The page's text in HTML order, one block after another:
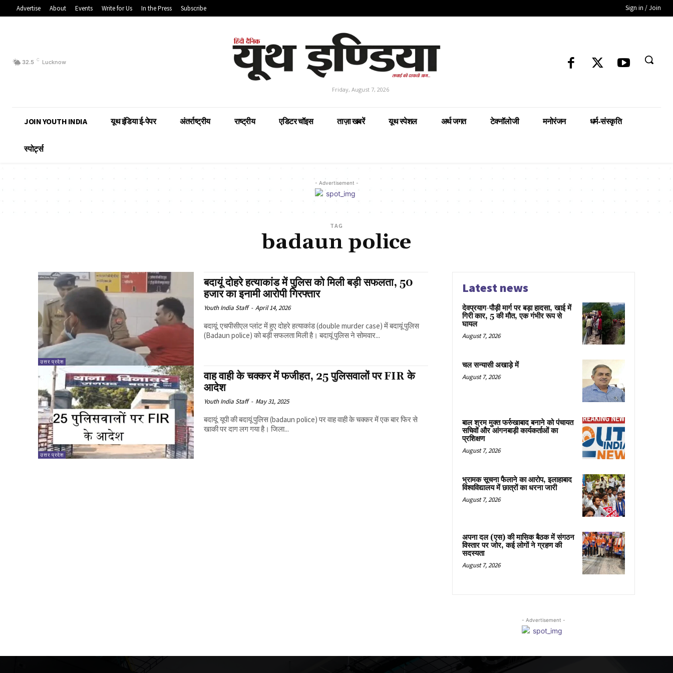
Advertise About Events Write for Us In the Press Subscribe Sign in / Join
32.5 C Lucknow
Friday, August 7, 2026
JOIN YOUTH INDIA यूथ इंडिया ई-पेपर अंतर्राष्ट्रीय राष्ट्रीय एडिटर चॉइस ताज़ा खबरें यूथ स्पेशल अर्थ जगत टेक्नॉलोजी मनोरंजन धर्म-संस्कृति
स्पोर्ट्स
- Advertisement -
TAG
badaun police
उत्तर प्रदेश
बदायूं दोहरे हत्याकांड में पुलिस को मिली बड़ी सफलता, 50
हजार का इनामी आरोपी गिरफ्तार
Youth India Staff - April 14, 2026
बदायूं: एचपीसीएल प्लांट में हुए दोहरे हत्याकांड (double murder case) में बदायूं पुलिस
(Badaun police) को बड़ी सफलता मिली है। बदायूं पुलिस ने सोमवार...
उत्तर प्रदेश
वाह वाही के चक्कर में फजीहत, 25 पुलिसवालों पर FIR के
आदेश
Youth India Staff - May 31, 2025
बदायूं: यूपी की बदायूं पुलिस (badaun police) पर वाह वाही के चक्कर में एक बार फिर से
खाकी पर दाग लग गया है। जिला...
Latest news
देवप्रयाग-पौड़ी मार्ग पर बड़ा हादसा, खाई में
गिरी कार, 5 की मौत, एक गंभीर रूप से
घायल
August 7, 2026
चल सन्यासी अखाड़े में
August 7, 2026
बाल श्रम मुक्त फर्रुखाबाद बनाने को पंचायत
सचिवों और आंगनबाड़ी कार्यकर्ताओं का
प्रशिक्षण
August 7, 2026
भ्रामक सूचना फैलाने का आरोप, इलाहाबाद
विश्वविद्यालय में छात्रों का धरना जारी
August 7, 2026
अपना दल (एस) की मासिक बैठक में संगठन
विस्तार पर जोर, कई लोगों ने ग्रहण की
सदस्यता
August 7, 2026
- Advertisement -